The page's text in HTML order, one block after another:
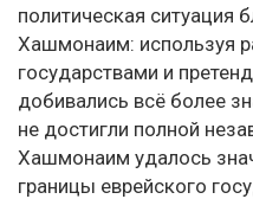
политическая ситуация
Хашмонаим: используя
государствами и
добивались всё более
не достигли полной
Хашмонаим удалось
границы еврейского